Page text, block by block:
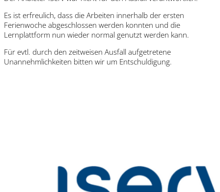
Es ist erfreulich, dass die Arbeiten innerhalb der ersten
Ferienwoche abgeschlossen werden konnten und die
Lernplattform nun wieder normal genutzt werden kann.
Für evtl. durch den zeitweisen Ausfall aufgetretene
Unannehmlichkeiten bitten wir um Entschuldigung.